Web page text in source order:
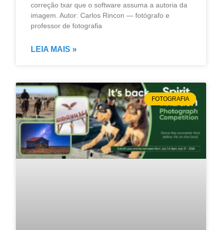
correção txar que o software assuma a autoria da
imagem. Autor: Carlos Rincon — fotógrafo e
professor de fotografia
LEIA MAIS »
FOTOGRAFIA